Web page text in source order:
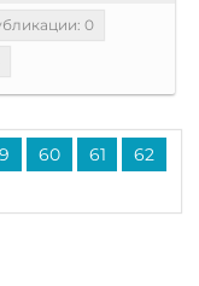
0
60 61 62